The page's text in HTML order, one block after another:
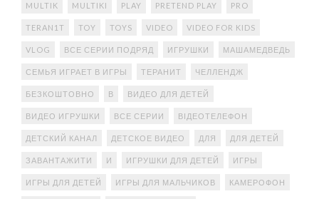
MULTIK MULTIKI PLAY PRETEND PLAY PRO
TERAN1T TOY TOYS VIDEO VIDEO FOR KIDS
VLOG ВСЕ СЕРИИ ПОДРЯД ИГРУШКИ МАШАМЕДВЕДЬ
СЕМЬЯ ИГРАЕТ В ИГРЫ ТЕРАНИТ ЧЕЛЛЕНДЖ
БЕЗКОШТОВНО В ВИДЕО ДЛЯ ДЕТЕЙ
ВИДЕО ИГРУШКИ ВСЕ СЕРИИ ВІДЕОТЕЛЕФОН
ДЕТСКИЙ КАНАЛ ДЕТСКОЕ ВИДЕО ДЛЯ ДЛЯ ДЕТЕЙ
ЗАВАНТАЖИТИ И ИГРУШКИ ДЛЯ ДЕТЕЙ ИГРЫ
ИГРЫ ДЛЯ ДЕТЕЙ ИГРЫ ДЛЯ МАЛЬЧИКОВ КАМЕРОФОН